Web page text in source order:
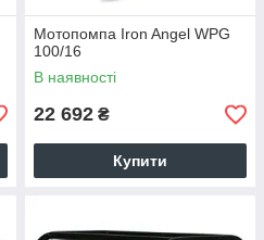
Мотопомпа Iron Angel WPG
100/16
В наявності
22 692 ₴
Купити